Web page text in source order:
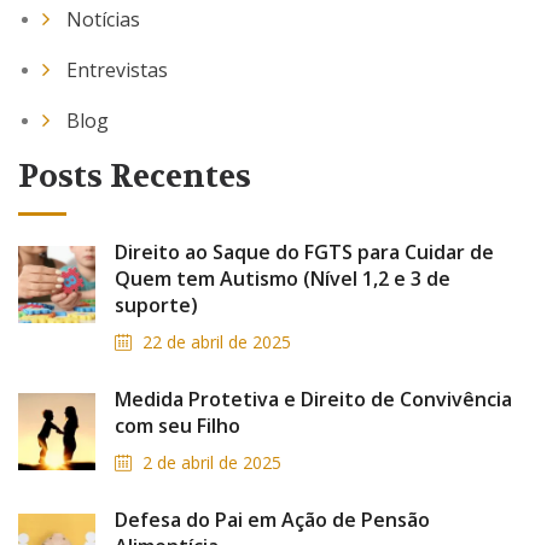
Notícias
Entrevistas
Blog
Posts Recentes
Direito ao Saque do FGTS para Cuidar de
Quem tem Autismo (Nível 1,2 e 3 de
suporte)
22 de abril de 2025
Medida Protetiva e Direito de Convivência
com seu Filho
2 de abril de 2025
Defesa do Pai em Ação de Pensão